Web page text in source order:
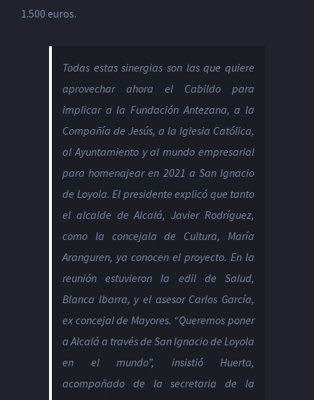
1.500 euros.
Todas estas sinergias son las que quiere
aprovechar ahora el Cabildo para
implicar a la Fundación Antezana, a la
Compañía de Jesús, a la Iglesia Católica,
al Ayuntamiento y al mundo empresarial
para homenajear en 2021 a San Ignacio
de Loyola. El presidente explicó que tanto
el alcalde de Alcalá, Javier Rodríguez,
como la concejala de Cultura, María
Aranguren, ya conocen el proyecto. En la
reunión estuvieron la edil de Salud,
Blanca Ibarra, y el asesor Carlos García,
ex concejal de Mayores. “Queremos poner
a Alcalá a través de San Ignacio de Loyola
en el mundo”, insistió Huerta,
acompañado de la secretaria de la